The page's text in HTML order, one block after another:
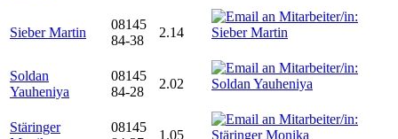
Sieber Martin
08145
84-38
2.14
Soldan
Yauheniya
08145
84-28
2.02
Stäringer
08145
1.05